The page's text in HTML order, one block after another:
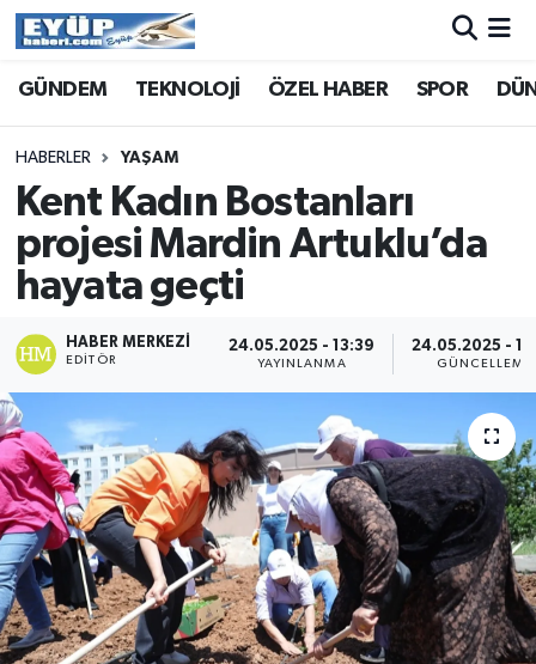
GÜNDEM TEKNOLOJİ ÖZEL HABER SPOR
HABERLER YAŞAM
Kent Kadın Bostanları
projesi Mardin Artuklu’da
hayata geçti
HABER MERKEZI
EDITÖR
24.05.2025 - 13:39
YAYINLANMA
24.05.2025 -
GÜNCELLEME